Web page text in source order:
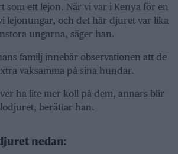
som ett lejon. När vi var i Kenya för en
lejonungar, och det här djuret var lika
ungarna, säger han.
familj innebär observationen att de
vaksamma på sina hundar.
ha lite mer koll på dem, annars blir
berättar han.
nedan: